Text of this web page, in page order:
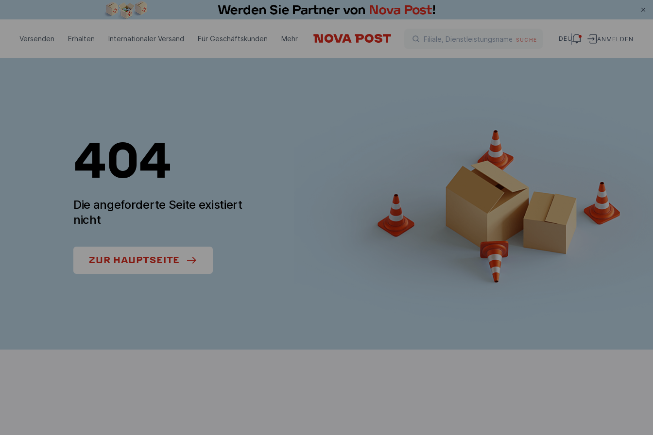
Versenden Erhalten Internationaler Versand Für Geschäftskunden Mehr SUCHE DEU ANMELDEN
404
Die angeforderte Seite existiert
nicht
ZUR HAUPTSEITE
Modales Fenster ist geöffnet